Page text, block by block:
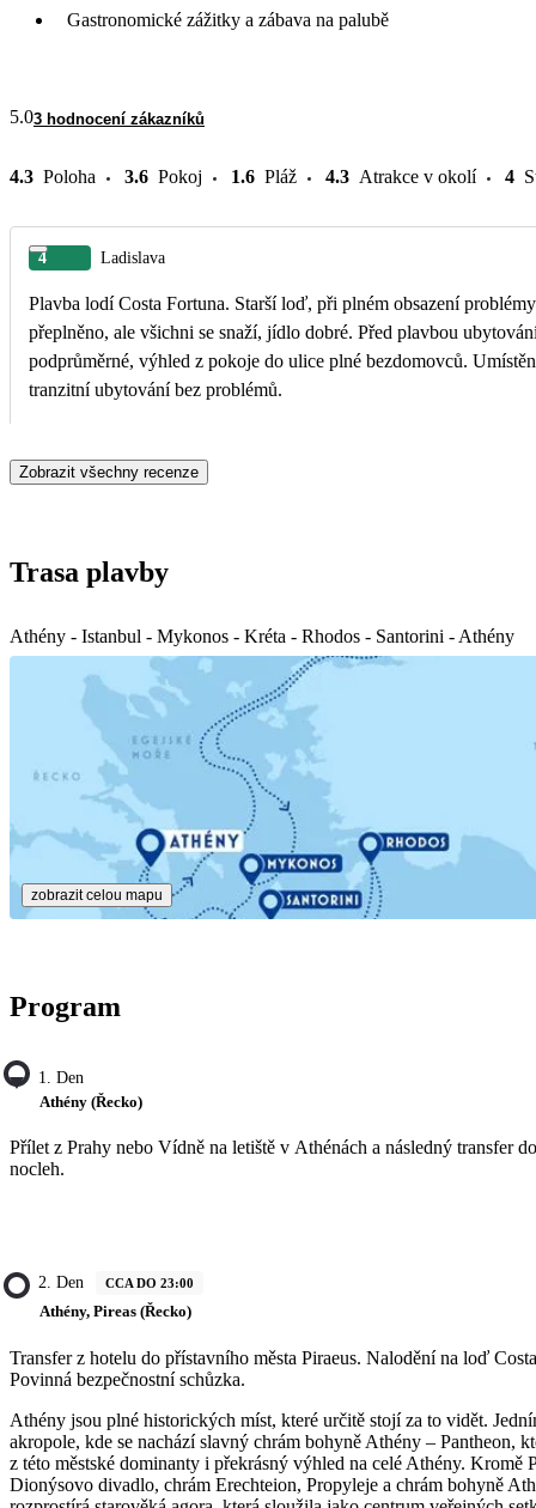
Gastronomické zážitky a zábava na palubě
5.03 hodnocení zákazníků
4.3 Poloha 3.6 Pokoj 1.6 Pláž 4.3 Atrakce v okolí 4
4 Ladislava
Plavba lodí Costa Fortuna. Starší loď, při plném obsazení
přeplněno, ale všichni se snaží, jídlo dobré. Před plavbou
podprůměrné, výhled z pokoje do ulice plné bezdomovců.
tranzitní ubytování bez problémů.
Zobrazit všechny recenze
Trasa plavby
Athény - Istanbul - Mykonos - Kréta - Rhodos - Santorini - Athény
zobrazit celou mapu
Program
1. Den
Athény (Řecko)
Přílet z Prahy nebo Vídně na letiště v Athénách a následný transfer
nocleh.
2. Den CCA DO 23:00
Athény, Pireas (Řecko)
Transfer z hotelu do přístavního města Piraeus. Nalodění na loď
Povinná bezpečnostní schůzka.
Athény jsou plné historických míst, které určitě stojí za to vidět.
akropole, kde se nachází slavný chrám bohyně Athény – Pantheon,
z této městské dominanty i překrásný výhled na celé Athény. Kromě
Dionýsovo divadlo, chrám Erechteion, Propyleje a chrám bohyně